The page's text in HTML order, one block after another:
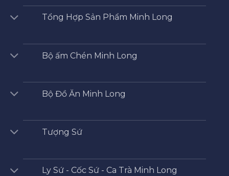
Tổng Hợp Sản Phẩm Minh Long
Bộ ấm Chén Minh Long
Bộ Đồ Ăn Minh Long
Tượng Sứ
Ly Sứ - Cốc Sứ - Ca Trà Minh Long